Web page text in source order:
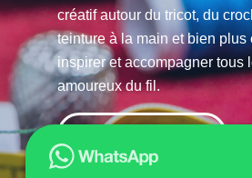
créatif autour du tricot, du
teinture à la main et bien plus
inspirer et accompagner tous
amoureux du fil.